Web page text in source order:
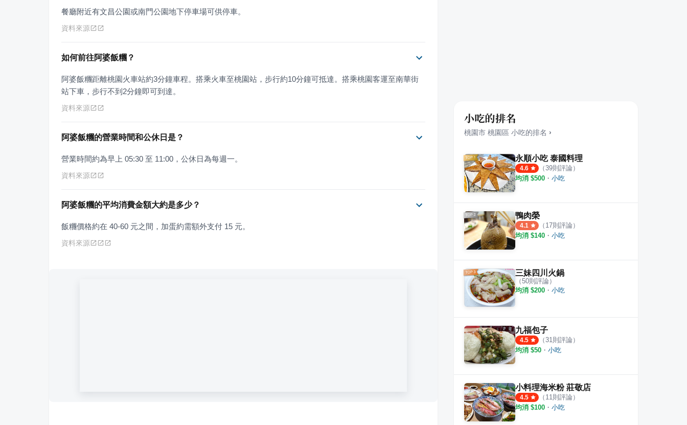
餐廳附近有文昌公園或南門公園地下停車場可供停車。
資料來源
如何前往阿婆飯糰？
阿婆飯糰距離桃園火車站約3分鐘車程。搭乘火車至桃園站，步行約10分鐘可抵達。搭乘桃園客運至南華街
站下車，步行不到2分鐘即可到達。
資料來源
阿婆飯糰的營業時間和公休日是？
營業時間約為早上 05:30 至 11:00，公休日為每週一。
資料來源
阿婆飯糰的平均消費金額大約是多少？
飯糰價格約在 40-60 元之間，加蛋約需額外支付 15 元。
資料來源
小吃的排名
桃園市 桃園區 小吃的排名 ›
永順小吃 泰國料理
4.6 （39則評論）
均消 $500 ・ 小吃
鴨肉榮
4.1 （ 17則評論）
均消 $140 ・ 小吃
三妹四川火鍋
（50則評論）
均消 $200 ・ 小吃
九福包子
4.5 （31 則評論）
均消 $50 ・ 小吃
小料理海米粉 莊敬店
4.5 （ 11 則評論）
均消 $100 ・ 小吃